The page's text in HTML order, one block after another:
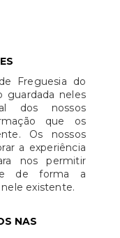
Freguesia do
guardada neles
dos nossos
que os
Os nossos
a experiência
nos permitir
de forma a
existente.
NAS